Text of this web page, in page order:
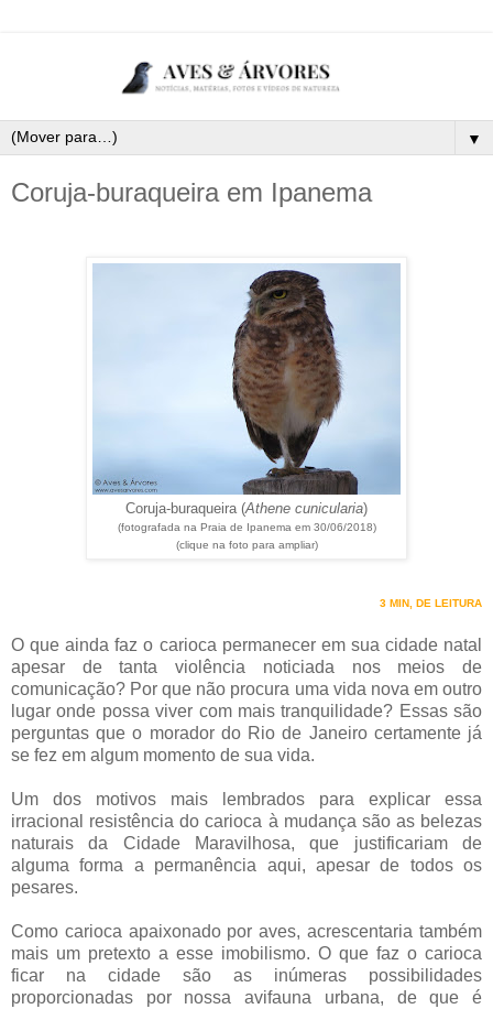
▼
Coruja-buraqueira em Ipanema
Coruja-buraqueira (Athene cunicularia)
(fotografada na Praia de Ipanema em 30/06/2018)
(clique na foto para ampliar)
3 MIN, DE LEITURA
O que ainda faz o carioca permanecer em sua cidade natal
apesar de tanta violência noticiada nos meios de
comunicação? Por que não procura uma vida nova em outro
lugar onde possa viver com mais tranquilidade? Essas são
perguntas que o morador do Rio de Janeiro certamente já
se fez em algum momento de sua vida.
Um dos motivos mais lembrados para explicar essa
irracional resistência do carioca à mudança são as belezas
naturais da Cidade Maravilhosa, que justificariam de
alguma forma a permanência aqui, apesar de todos os
pesares.
Como carioca apaixonado por aves, acrescentaria também
mais um pretexto a esse imobilismo. O que faz o carioca
ficar na cidade são as inúmeras possibilidades
proporcionadas por nossa avifauna urbana, de que é